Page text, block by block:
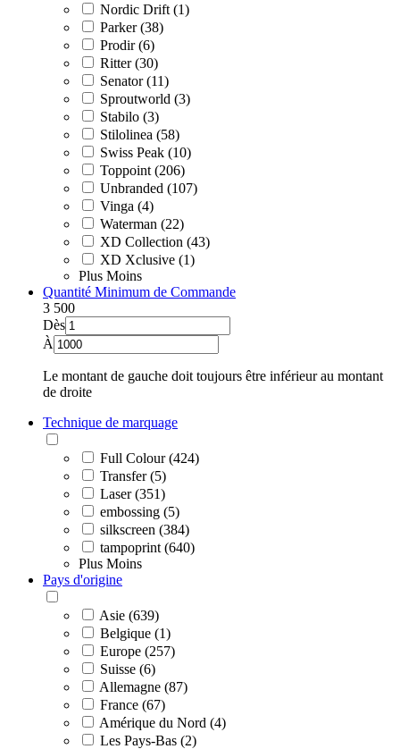
Nordic Drift (1)
Parker (38)
Prodir (6)
Ritter (30)
Senator (11)
Sproutworld (3)
Stabilo (3)
Stilolinea (58)
Swiss Peak (10)
Toppoint (206)
Unbranded (107)
Vinga (4)
Waterman (22)
XD Collection (43)
XD Xclusive (1)
Plus Moins
Quantité Minimum de Commande
3 500
Dès
À
Le montant de gauche doit toujours être inférieur au montant
de droite
Technique de marquage
Full Colour (424)
Transfer (5)
Laser (351)
embossing (5)
silkscreen (384)
tampoprint (640)
Plus Moins
Pays d'origine
Asie (639)
Belgique (1)
Europe (257)
Suisse (6)
Allemagne (87)
France (67)
Amérique du Nord (4)
Les Pays-Bas (2)